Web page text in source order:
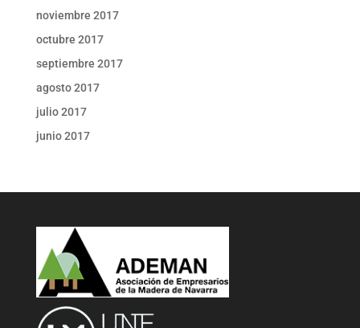
noviembre 2017
octubre 2017
septiembre 2017
agosto 2017
julio 2017
junio 2017